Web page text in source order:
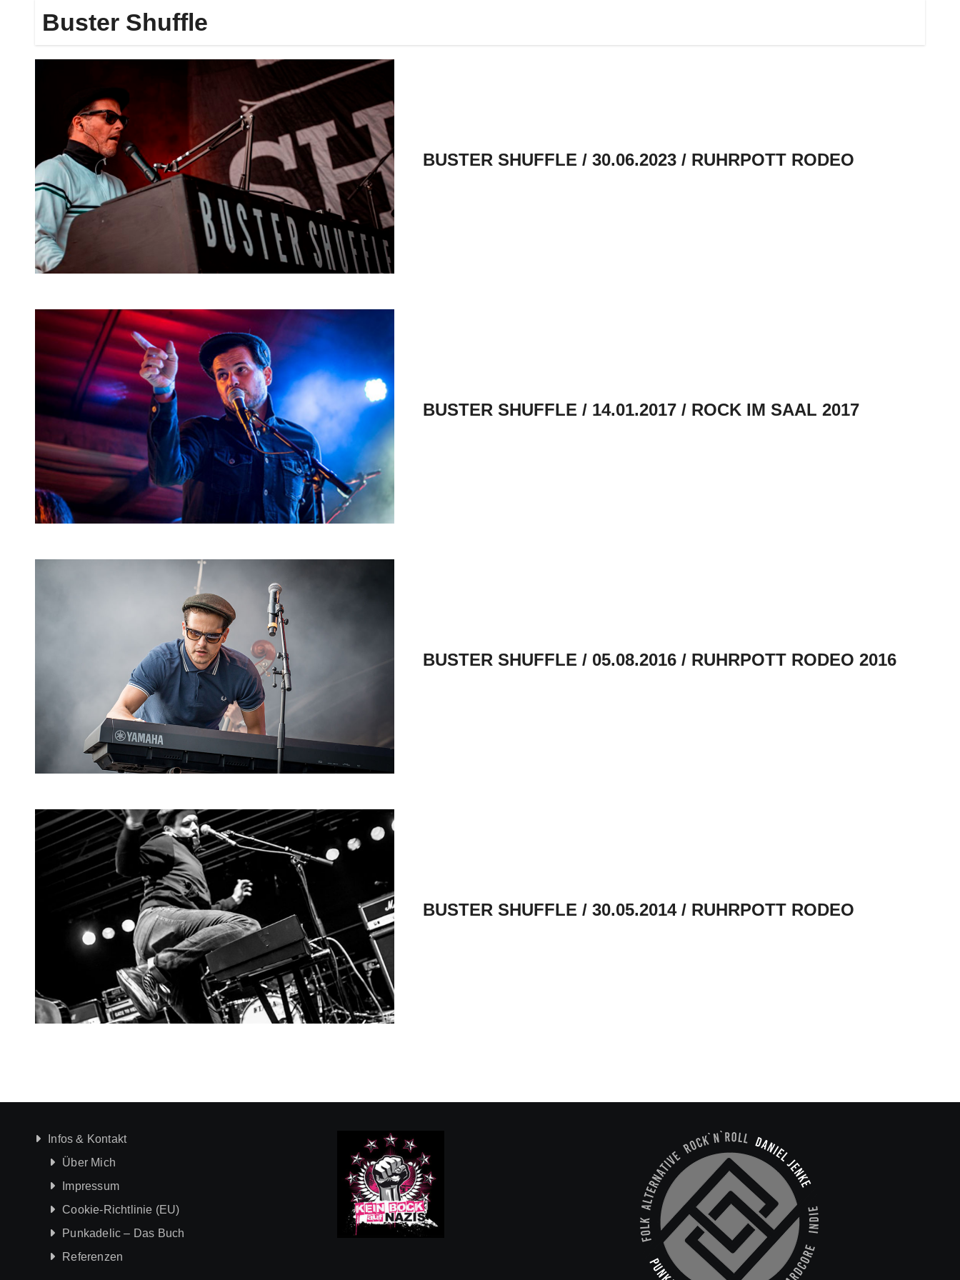
Buster Shuffle
BUSTER SHUFFLE / 30.06.2023 / RUHRPOTT RODEO
BUSTER SHUFFLE / 14.01.2017 / ROCK IM SAAL 2017
BUSTER SHUFFLE / 05.08.2016 / RUHRPOTT RODEO 2016
BUSTER SHUFFLE / 30.05.2014 / RUHRPOTT RODEO
Infos & Kontakt
Über Mich
Impressum
Cookie-Richtlinie (EU)
Punkadelic – Das Buch
Referenzen